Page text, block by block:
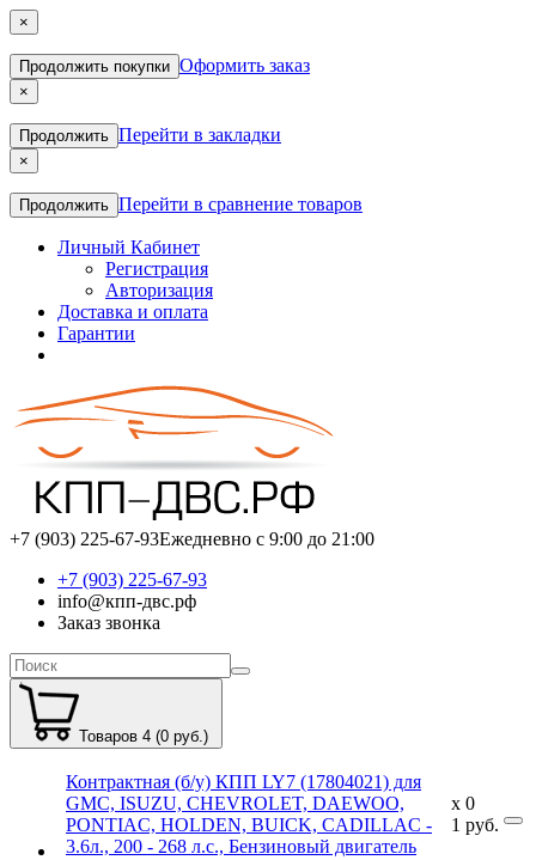
×
Продолжить покупки Оформить заказ
×
Продолжить Перейти в закладки
×
Продолжить Перейти в сравнение товаров
Личный Кабинет
Регистрация
Авторизация
Доставка и оплата
Гарантии
+7 (903) 225-67-93Ежедневно с 9:00 до 21:00
+7 (903) 225-67-93
info@кпп-двс.рф
Заказ звонка
Товаров 4 (0 руб.)
Контрактная (б/у) КПП LY7 (17804021) для
GMC, ISUZU, CHEVROLET, DAEWOO,
PONTIAC, HOLDEN, BUICK, CADILLAC -
3.6л., 200 - 268 л.с., Бензиновый двигатель
x
1
0
руб.